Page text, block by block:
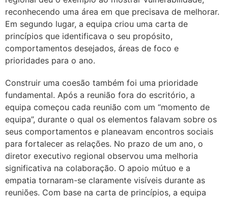
reconhecendo uma área em que precisava de melhorar.
Em segundo lugar, a equipa criou uma carta de
princípios que identificava o seu propósito,
comportamentos desejados, áreas de foco e
prioridades para o ano.
Construir uma coesão também foi uma prioridade
fundamental. Após a reunião fora do escritório, a
equipa começou cada reunião com um “momento de
equipa”, durante o qual os elementos falavam sobre os
seus comportamentos e planeavam encontros sociais
para fortalecer as relações. No prazo de um ano, o
diretor executivo regional observou uma melhoria
significativa na colaboração. O apoio mútuo e a
empatia tornaram-se claramente visíveis durante as
reuniões. Com base na carta de princípios, a equipa